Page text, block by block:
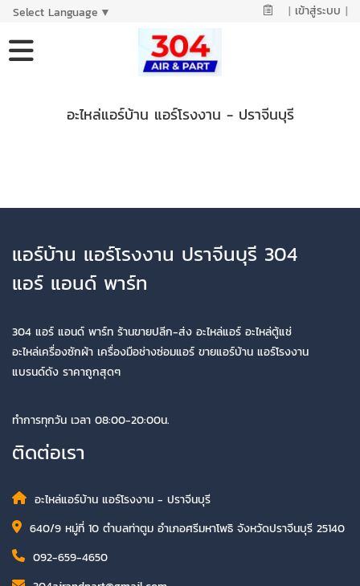
Select Language ▼ | เข้าสู่ระบบ |
อะไหล่แอร์บ้าน แอร์โรงงาน - ปราจีนบุรี
แอร์บ้าน แอร์โรงงาน ปราจีนบุรี 304
แอร์ แอนด์ พาร์ท
304 แอร์ แอนด์ พาร์ท ร้านขายปลีก-ส่ง อะไหล่แอร์ อะไหล่ตู้แช่
อะไหล่เครื่องซักผ้า เครื่องมือช่างซ่อมแอร์ ขายแอร์บ้าน แอร์โรงงาน
แบรนด์ดัง ราคาถูกสุดๆ
ทำการทุกวัน เวลา 08:00-20:00น.
ติดต่อเรา
อะไหล่แอร์บ้าน แอร์โรงงาน - ปราจีนบุรี
640/9 หมู่ที่ 10 ตำบลท่าตูม อำเภอศรีมหาโพธิ จังหวัดปราจีนบุรี 25140
092-659-4650